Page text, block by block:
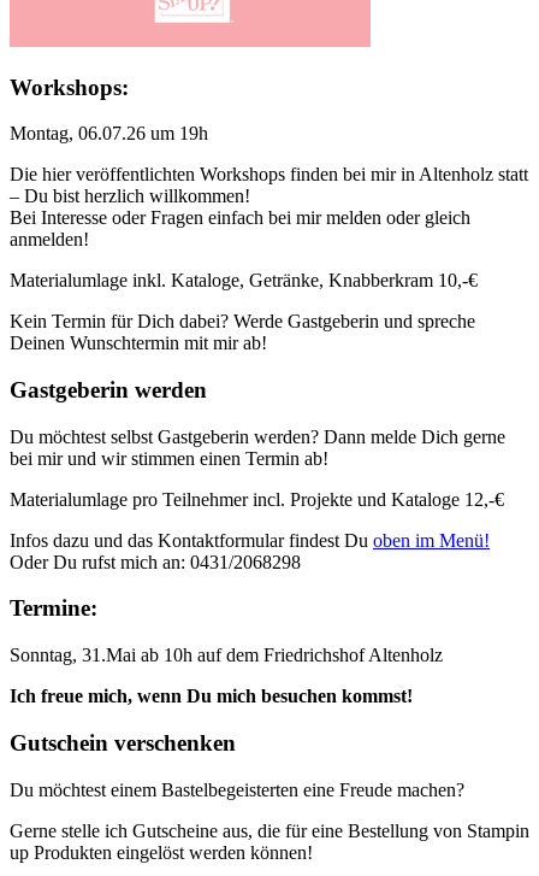
Workshops:
Montag, 06.07.26 um 19h
Die hier veröffentlichten Workshops finden bei mir in Altenholz statt
– Du bist herzlich willkommen!
Bei Interesse oder Fragen einfach bei mir melden oder gleich
anmelden!
Materialumlage inkl. Kataloge, Getränke, Knabberkram 10,-€
Kein Termin für Dich dabei? Werde Gastgeberin und spreche
Deinen Wunschtermin mit mir ab!
Gastgeberin werden
Du möchtest selbst Gastgeberin werden? Dann melde Dich gerne
bei mir und wir stimmen einen Termin ab!
Materialumlage pro Teilnehmer incl. Projekte und Kataloge 12,-€
Infos dazu und das Kontaktformular findest Du oben im Menü!
Oder Du rufst mich an: 0431/2068298
Termine:
Sonntag, 31.Mai ab 10h auf dem Friedrichshof Altenholz
Ich freue mich, wenn Du mich besuchen kommst!
Gutschein verschenken
Du möchtest einem Bastelbegeisterten eine Freude machen?
Gerne stelle ich Gutscheine aus, die für eine Bestellung von Stampin
up Produkten eingelöst werden können!